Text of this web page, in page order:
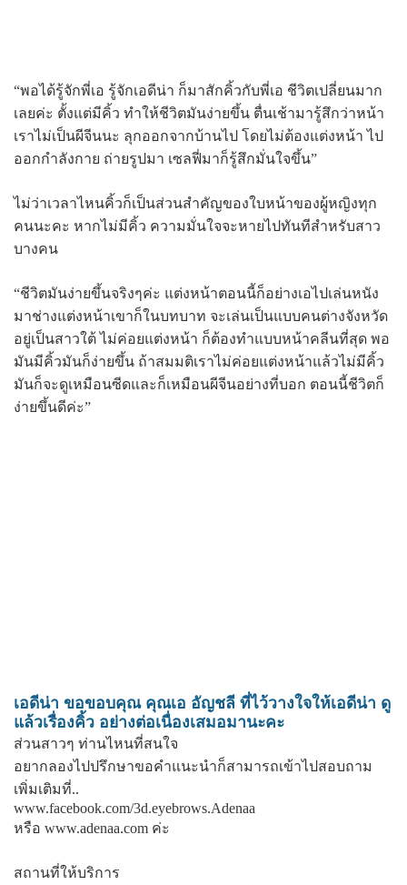
“พอได้รู้จักพี่เอ รู้จักเอดีน่า ก็มาสักคิ้วกับพี่เอ ชีวิตเปลี่ยนมาก
เลยค่ะ ตั้งแต่มีคิ้ว ทำให้ชีวิตมันง่ายขึ้น ตื่นเช้ามารู้สึกว่าหน้า
เราไม่เป็นผีจีนนะ ลุกออกจากบ้านไป โดยไม่ต้องแต่งหน้า ไป
ออกกำลังกาย ถ่ายรูปมา เซลฟี่มาก็รู้สึกมั่นใจขึ้น”
ไม่ว่าเวลาไหนคิ้วก็เป็นส่วนสำคัญของใบหน้าของผู้หญิงทุก
คนนะคะ หากไม่มีคิ้ว ความมั่นใจจะหายไปทันทีสำหรับสาว
บางคน
“ชีวิตมันง่ายขึ้นจริงๆค่ะ แต่งหน้าตอนนี้ก็อย่างเอไปเล่นหนัง
มาช่างแต่งหน้าเขาก็ในบทบาท จะเล่นเป็นแบบคนต่างจังหวัด
อยู่เป็นสาวใต้ ไม่ค่อยแต่งหน้า ก็ต้องทำแบบหน้าคลีนที่สุด พอ
มันมีคิ้วมันก็ง่ายขึ้น ถ้าสมมติเราไม่ค่อยแต่งหน้าแล้วไม่มีคิ้ว
มันก็จะดูเหมือนซีดและก็เหมือนผีจีนอย่างที่บอก ตอนนี้ชีวิตก็
ง่ายขึ้นดีค่ะ”
เอดีน่า ขอขอบคุณ คุณเอ อัญชลี ที่ไว้วางใจให้เอดีน่า ดู
แล้วเรื่องคิ้ว อย่างต่อเนื่องเสมอมานะคะ
ส่วนสาวๆ ท่านไหนที่สนใจ
อยากลองไปปรึกษาขอคําแนะนําก็สามารถเข้าไปสอบถาม
เพิ่มเติมที่..
www.facebook.com/3d.eyebrows.Adenaa
หรือ www.adenaa.com ค่ะ
สถานที่ให้บริการ